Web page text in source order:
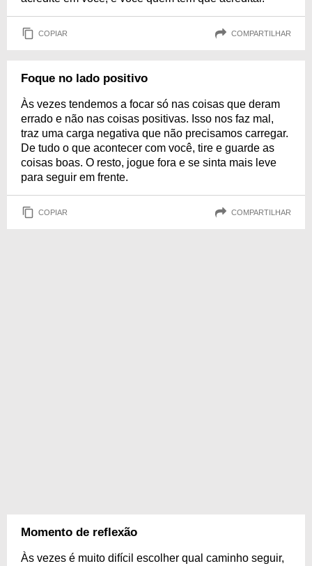
COPIAR COMPARTILHAR
Foque no lado positivo
Às vezes tendemos a focar só nas coisas que deram
errado e não nas coisas positivas. Isso nos faz mal,
traz uma carga negativa que não precisamos carregar.
De tudo o que acontecer com você, tire e guarde as
coisas boas. O resto, jogue fora e se sinta mais leve
para seguir em frente.
COPIAR COMPARTILHAR
Momento de reflexão
Às vezes é muito difícil escolher qual caminho seguir,